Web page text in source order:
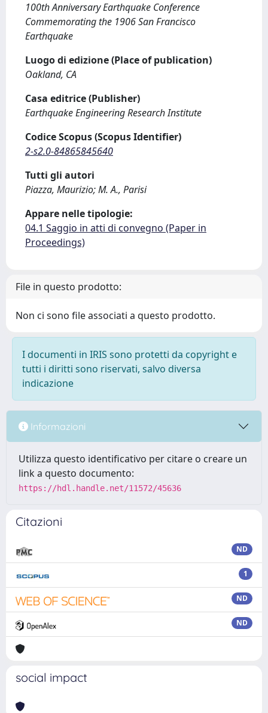
100th Anniversary Earthquake Conference
Commemorating the 1906 San Francisco
Earthquake
Luogo di edizione (Place of publication)
Oakland, CA
Casa editrice (Publisher)
Earthquake Engineering Research Institute
Codice Scopus (Scopus Identifier)
2-s2.0-84865845640
Tutti gli autori
Piazza, Maurizio; M. A., Parisi
Appare nelle tipologie:
04.1 Saggio in atti di convegno (Paper in
Proceedings)
File in questo prodotto:
Non ci sono file associati a questo prodotto.
I documenti in IRIS sono protetti da copyright e
tutti i diritti sono riservati, salvo diversa
indicazione
Informazioni
Utilizza questo identificativo per citare o creare un
link a questo documento:
https://hdl.handle.net/11572/45636
Citazioni
ND
1
ND
ND
social impact